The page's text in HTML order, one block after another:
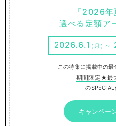
「2026
選べる定額ア
2026.6.1（月）～
この特集に掲載中の最
期間限定★最
のSPECIAL
キャンペー